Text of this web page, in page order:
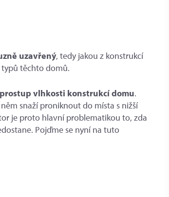
uzavřený, tedy jakou z konstrukcí
těchto domů.
prostup vlhkosti konstrukcí domu.
snaží proniknout do místa s nižší
je proto hlavní problematikou to, zda
Pojďme se nyní na tuto